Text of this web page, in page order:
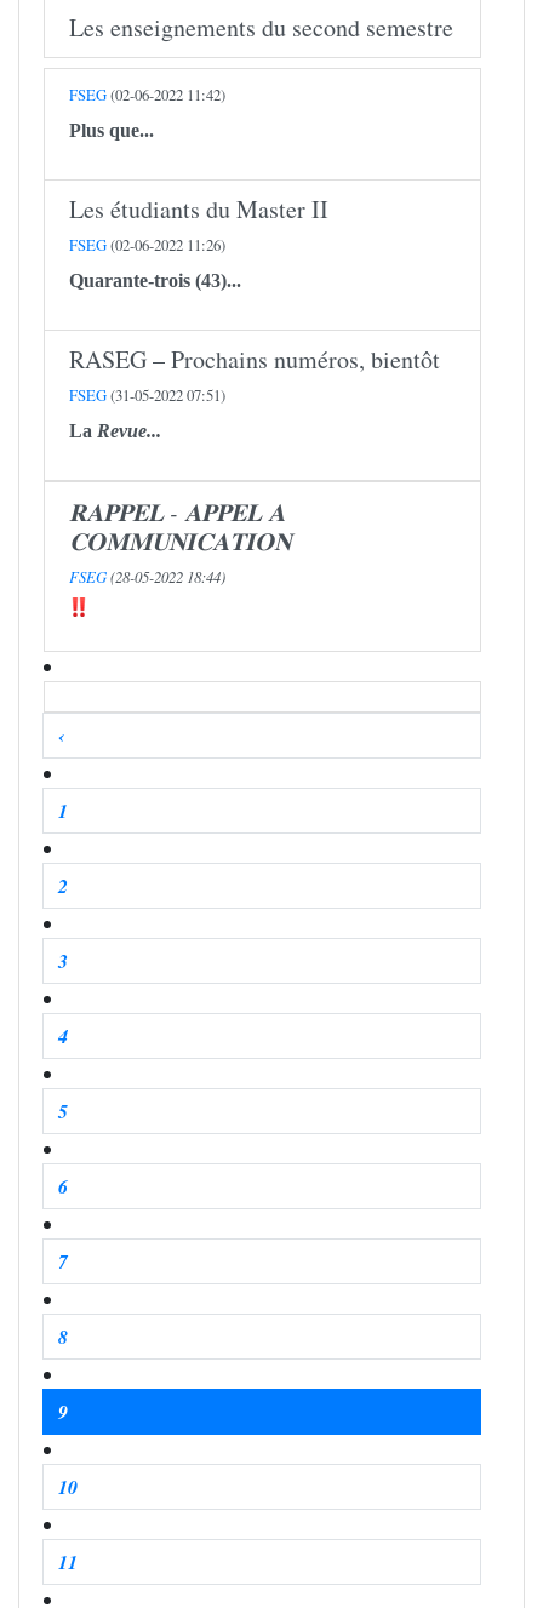
Les enseignements du second semestre
FSEG(02-06-2022 11:42)
Plus que...
Les étudiants du Master II
FSEG(02-06-2022 11:26)
Quarante-trois (43)...
RASEG – Prochains numéros, bientôt
FSEG(31-05-2022 07:51)
La Revue...
𝐑𝐀𝐏𝐏𝐄𝐋 - 𝐀𝐏𝐏𝐄𝐋 𝐀
𝐂𝐎𝐌𝐌𝐔𝐍𝐈𝐂𝐀𝐓𝐈𝐎𝐍
FSEG(28-05-2022 18:44)
‹
1
2
3
4
5
6
7
8
9
10
11